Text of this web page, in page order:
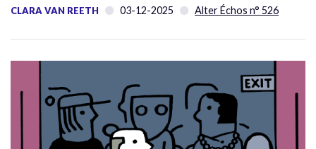
CLARA VAN REETH 03-12-2025 Alter Échos n° 526